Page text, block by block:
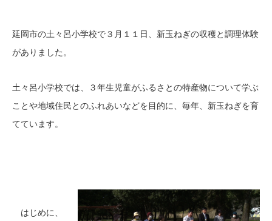
延岡市の土々呂小学校で３月１１日、新玉ねぎの収穫と調理体験
がありました。
土々呂小学校では、３年生児童がふるさとの特産物について学ぶ
ことや地域住民とのふれあいなどを目的に、毎年、新玉ねぎを育
てています。
はじめに、